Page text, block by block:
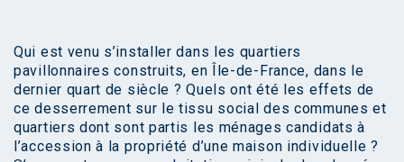
Qui est venu s’installer dans les quartiers
pavillonnaires construits, en Île-de-France, dans le
dernier quart de siècle ? Quels ont été les effets de
ce desserrement sur le tissu social des communes et
quartiers dont sont partis les ménages candidats à
l’accession à la propriété d’une maison individuelle ?